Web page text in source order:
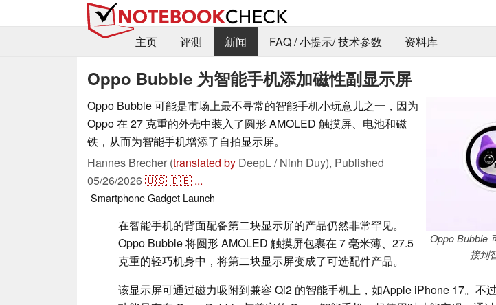
主页
评测 新闻 FAQ / 小提示/ 技术参数 资料库
Oppo Bubble 为智能手机添加磁性副显示屏
Oppo Bubble
接到
Oppo Bubble 可能是市场上最不寻常的智能手机小玩意儿之一，因为
Oppo 在 27 克重的外壳中装入了圆形 AMOLED 触摸屏、电池和磁
铁，从而为智能手机增添了自拍显示屏。
Hannes Brecher (translated by DeepL / Ninh Duy), Published
05/26/2026🇺🇸🇩🇪 ...
SmartphoneGadget Launch
在智能手机的背面配备第二块显示屏的产品仍然非常罕见。
Oppo Bubble 将圆形 AMOLED 触摸屏包裹在 7 毫米薄、27.5
克重的轻巧机身中，将第二块显示屏变成了可选配件产品。
该显示屏可通过磁力吸附到兼容 Qi2 的智能手机上，如Apple iPhone 17。不